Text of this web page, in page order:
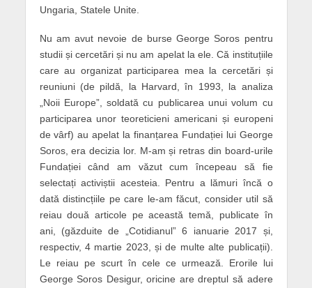
Ungaria, Statele Unite.
Nu am avut nevoie de burse George Soros pentru
studii și cercetări și nu am apelat la ele. Că instituțiile
care au organizat participarea mea la cercetări și
reuniuni (de pildă, la Harvard, în 1993, la analiza
„Noii Europe”, soldată cu publicarea unui volum cu
participarea unor teoreticieni americani și europeni
de vârf) au apelat la finanțarea Fundației lui George
Soros, era decizia lor. M-am și retras din board-urile
Fundației când am văzut cum începeau să fie
selectați activiștii acesteia. Pentru a lămuri încă o
dată distincțiile pe care le-am făcut, consider util să
reiau două articole pe această temă, publicate în
ani, (găzduite de „Cotidianul” 6 ianuarie 2017 și,
respectiv, 4 martie 2023, și de multe alte publicații).
Le reiau pe scurt în cele ce urmează. Erorile lui
George Soros Desigur, oricine are dreptul să adere